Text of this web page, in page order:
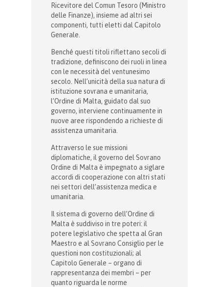
Ricevitore del Comun Tesoro (Ministro
delle Finanze), insieme ad altri sei
componenti, tutti eletti dal Capitolo
Generale.
Benché questi titoli riflettano secoli di
tradizione, definiscono dei ruoli in linea
con le necessità del ventunesimo
secolo. Nell’unicità della sua natura di
istituzione sovrana e umanitaria,
l’Ordine di Malta, guidato dal suo
governo, interviene continuamente in
nuove aree rispondendo a richieste di
assistenza umanitaria.
Attraverso le sue missioni
diplomatiche, il governo del Sovrano
Ordine di Malta è impegnato a siglare
accordi di cooperazione con altri stati
nei settori dell’assistenza medica e
umanitaria.
Il sistema di governo dell’Ordine di
Malta è suddiviso in tre poteri: il
potere legislativo che spetta al Gran
Maestro e al Sovrano Consiglio per le
questioni non costituzionali; al
Capitolo Generale – organo di
rappresentanza dei membri – per
quanto riguarda le norme